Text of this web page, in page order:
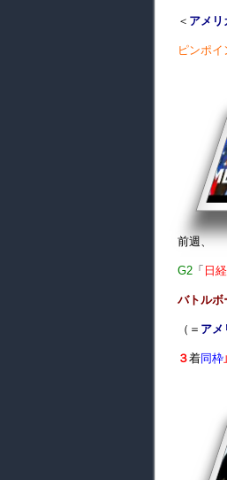
＜ アメリ
ピンポ
前週、
G2 「 日
バトルボ
（＝ アメ
３着同枠